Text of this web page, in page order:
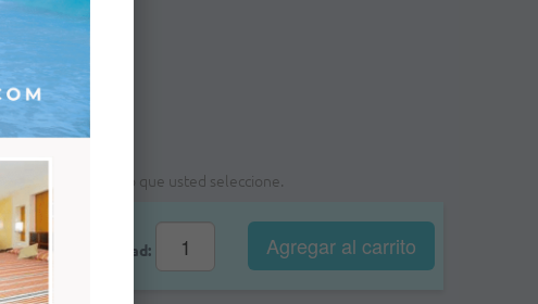
la foma de pago que usted seleccione.
Cantidad: Agregar al carrito